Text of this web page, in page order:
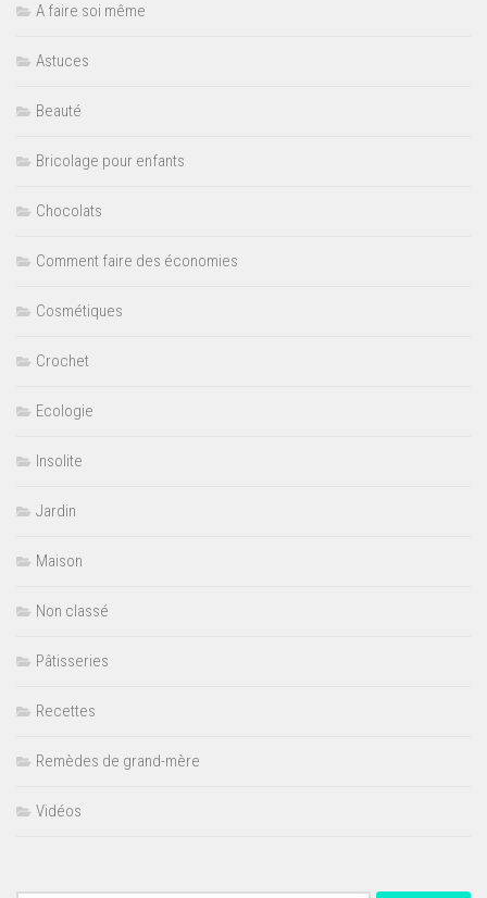
A faire soi même
Astuces
Beauté
Bricolage pour enfants
Chocolats
Comment faire des économies
Cosmétiques
Crochet
Ecologie
Insolite
Jardin
Maison
Non classé
Pâtisseries
Recettes
Remèdes de grand-mère
Vidéos